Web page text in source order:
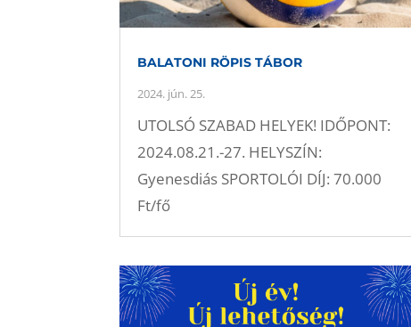
BALATONI RÖPIS TÁBOR
2024. jún. 25.
UTOLSÓ SZABAD HELYEK! IDŐPONT:
2024.08.21.-27. HELYSZÍN:
Gyenesdiás SPORTOLÓI DÍJ: 70.000
Ft/fő